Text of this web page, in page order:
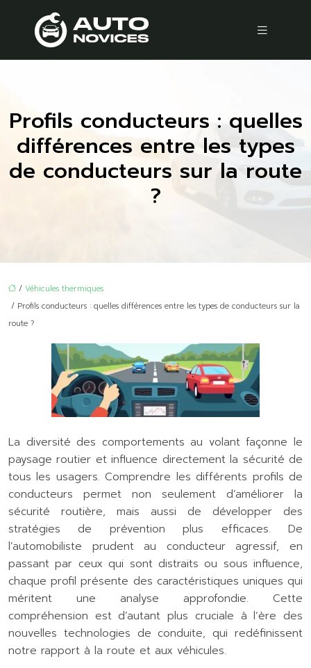
Profils conducteurs : quelles
différences entre les types
de conducteurs sur la route
?
/ Véhicules thermiques
/ Profils conducteurs : quelles différences entre les types de conducteurs sur la
route ?
La diversité des comportements au volant façonne le
paysage routier et influence directement la sécurité de
tous les usagers. Comprendre les différents profils de
conducteurs permet non seulement d’améliorer la
sécurité routière, mais aussi de développer des
stratégies de prévention plus efficaces. De
l’automobiliste prudent au conducteur agressif, en
passant par ceux qui sont distraits ou sous influence,
chaque profil présente des caractéristiques uniques qui
méritent une analyse approfondie. Cette
compréhension est d’autant plus cruciale à l’ère des
nouvelles technologies de conduite, qui redéfinissent
notre rapport à la route et aux véhicules.